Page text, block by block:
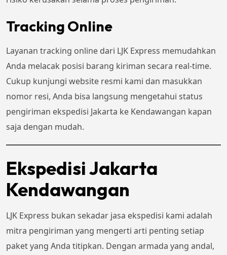
Tracking Online
Layanan tracking online dari LJK Express memudahkan
Anda melacak posisi barang kiriman secara real-time.
Cukup kunjungi website resmi kami dan masukkan
nomor resi, Anda bisa langsung mengetahui status
pengiriman ekspedisi Jakarta ke Kendawangan kapan
saja dengan mudah.
Ekspedisi Jakarta
Kendawangan
LJK Express bukan sekadar jasa ekspedisi kami adalah
mitra pengiriman yang mengerti arti penting setiap
paket yang Anda titipkan. Dengan armada yang andal,